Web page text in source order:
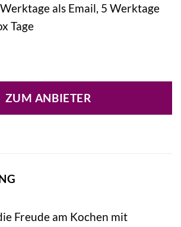
als Email, 5 Werktage
Tage
ZUM ANBIETER
Freude am Kochen mit